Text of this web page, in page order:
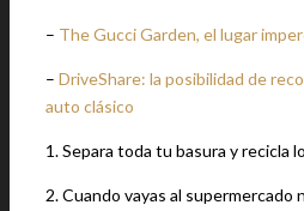
– The Gucci Garden, el lugar
– DriveShare: la posibilidad de
auto clásico
1. Separa toda tu basura y recicla
2. Cuando vayas al supermercado